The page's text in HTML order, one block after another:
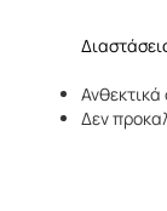
Ανθεκτικά
Δεν